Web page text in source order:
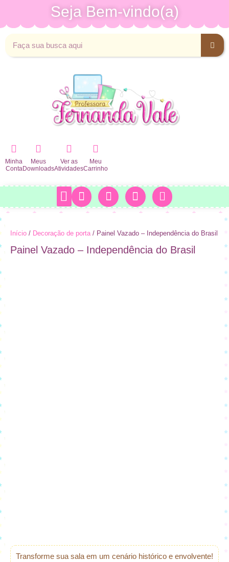
Seja Bem-vindo(a)
Minha
Conta
Meus
Downloads
Ver as
Atividades
Meu
Carrinho
Início / Decoração de porta / Painel Vazado – Independência do Brasil
Painel Vazado – Independência do Brasil
Transforme sua sala em um cenário histórico e envolvente!